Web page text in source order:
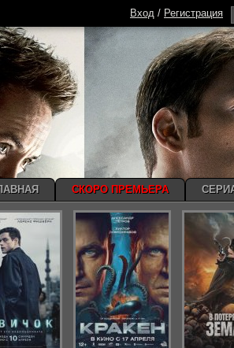
Вход / Регистрация
СКОРО ПРЕМЬЕРА